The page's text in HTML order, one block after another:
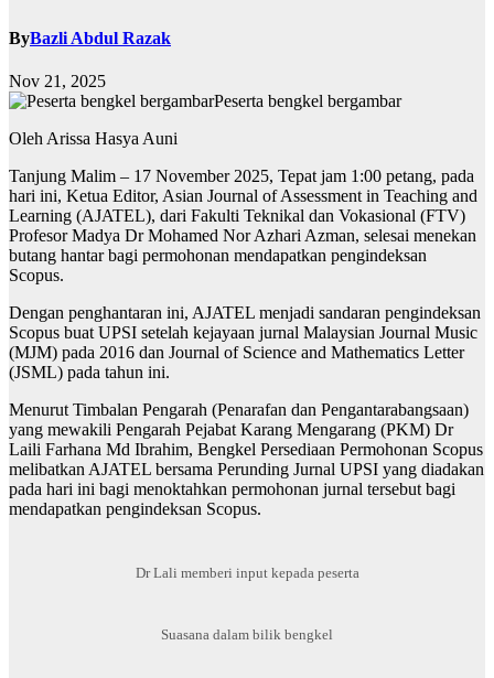
ByBazli Abdul Razak
Nov 21, 2025
Peserta bengkel bergambar
Oleh Arissa Hasya Auni
Tanjung Malim – 17 November 2025, Tepat jam 1:00 petang, pada
hari ini, Ketua Editor, Asian Journal of Assessment in Teaching and
Learning (AJATEL), dari Fakulti Teknikal dan Vokasional (FTV)
Profesor Madya Dr Mohamed Nor Azhari Azman, selesai menekan
butang hantar bagi permohonan mendapatkan pengindeksan
Scopus.
Dengan penghantaran ini, AJATEL menjadi sandaran pengindeksan
Scopus buat UPSI setelah kejayaan jurnal Malaysian Journal Music
(MJM) pada 2016 dan Journal of Science and Mathematics Letter
(JSML) pada tahun ini.
Menurut Timbalan Pengarah (Penarafan dan Pengantarabangsaan)
yang mewakili Pengarah Pejabat Karang Mengarang (PKM) Dr
Laili Farhana Md Ibrahim, Bengkel Persediaan Permohonan Scopus
melibatkan AJATEL bersama Perunding Jurnal UPSI yang diadakan
pada hari ini bagi menoktahkan permohonan jurnal tersebut bagi
mendapatkan pengindeksan Scopus.
Dr Lali memberi input kepada peserta
Suasana dalam bilik bengkel